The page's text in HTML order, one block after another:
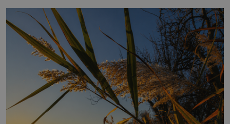
základní složky– sodík a chlór – jsou zásadní pro
správné hospodaření